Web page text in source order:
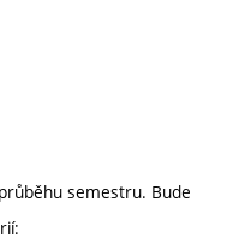
semestru. Bude